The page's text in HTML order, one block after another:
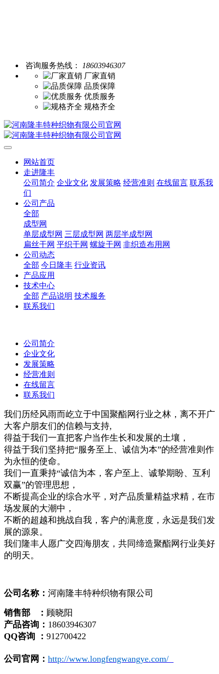
咨询服务热线：
18603946307
厂家直销
品质保障
优质服务
规格齐全
网站首页
走进隆丰
公司简介 企业文化 发展策略 经营准则 在线留言 联系我
们
公司产品
全部
成型网
单层成型网 三层成型网 两层半成型网
扁丝干网 平织干网 螺旋干网 非织造布用网
公司动态
全部 今日隆丰 行业资讯
产品应用
技术中心
全部 产品说明 技术服务
联系我们
公司简介
企业文化
发展策略
经营准则
在线留言
联系我们
我们历经风雨而屹立于中国聚酯网行业之林，离不开广
大客户朋友们的信赖与支持,
得益于我们一直把客户当作生长和发展的土壤，
得益于我们坚持把“服务至上、诚信为本”的经营准则作
为永恒的使命。
我们一直秉持“诚信为本，客户至上、诚挚期盼、互利
双赢”的管理思想，
不断提高企业的综合水平，对产品质量精益求精，在市
场发展的大潮中，
不断的超越和挑战自我，客户的满意度，永远是我们发
展的源泉。
我们隆丰人愿广交四海朋友，共同缔造聚酯网行业美好
的明天。
公司名称： 河南隆丰特种织物有限公司
销售部 ： 顾晓阳
产品咨询： 18603946307
QQ咨询 ： 912700422
公司官网： http://www.longfengwangye.com/